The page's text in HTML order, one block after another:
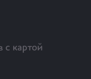
с картой